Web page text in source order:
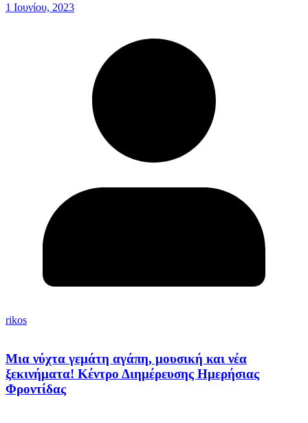
1 Ιουνίου, 2023
rikos
Μια νύχτα γεμάτη αγάπη, μουσική και νέα
ξεκινήματα! Κέντρο Διημέρευσης Ημερήσιας
Φροντίδας